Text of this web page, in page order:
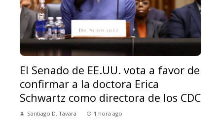
El Senado de EE.UU. vota a favor de
confirmar a la doctora Erica
Schwartz como directora de los CDC
Santiago D. Távara 1 hora ago